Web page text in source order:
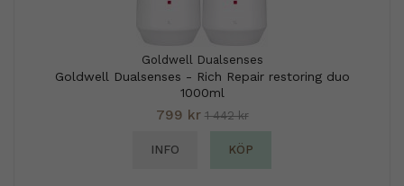
Goldwell Dualsenses
Goldwell Dualsenses - Rich Repair restoring duo
1000ml
799 kr 1 442 kr
INFO KÖP